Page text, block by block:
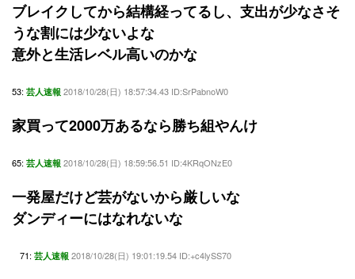
ブレイクしてから結構経ってるし、支出が少なさそ
うな割には少ないよな
意外と生活レベル高いのかな
53: 芸人速報 2018/10/28(日) 18:57:34.43 ID:SrPabnoW0
家買って2000万あるなら勝ち組やんけ
65: 芸人速報 2018/10/28(日) 18:59:56.51 ID:4KRqONzE0
一発屋だけど芸がないから厳しいな
ダンディーにはなれないな
71: 芸人速報 2018/10/28(日) 19:01:19.54 ID:+c4lySS70